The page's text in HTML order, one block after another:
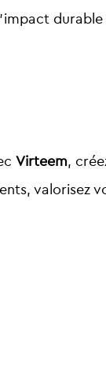
Virteem,
valorisez